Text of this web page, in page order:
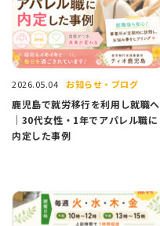
2026.05.04 お知らせ・ブログ
鹿児島で就労移行を利用し就職へ
｜30代女性・1年でアパレル職に
内定した事例